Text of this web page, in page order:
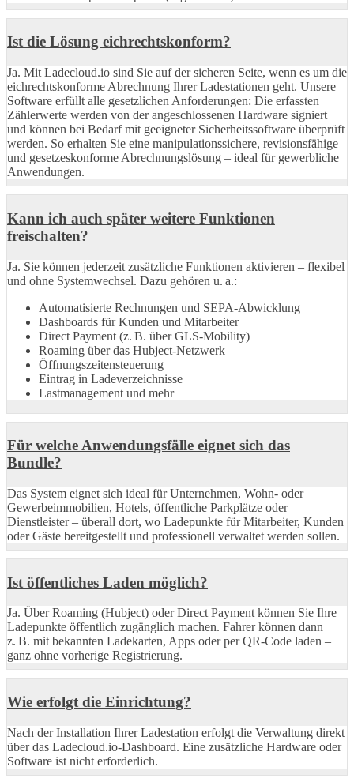
Ist die Lösung eichrechtskonform?
Ja. Mit Ladecloud.io sind Sie auf der sicheren Seite, wenn es um die
eichrechtskonforme Abrechnung Ihrer Ladestationen geht. Unsere
Software erfüllt alle gesetzlichen Anforderungen: Die erfassten
Zählerwerte werden von der angeschlossenen Hardware signiert
und können bei Bedarf mit geeigneter Sicherheitssoftware überprüft
werden. So erhalten Sie eine manipulationssichere, revisionsfähige
und gesetzeskonforme Abrechnungslösung – ideal für gewerbliche
Anwendungen.
Kann ich auch später weitere Funktionen
freischalten?
Ja. Sie können jederzeit zusätzliche Funktionen aktivieren – flexibel
und ohne Systemwechsel. Dazu gehören u. a.:
Automatisierte Rechnungen und SEPA-Abwicklung
Dashboards für Kunden und Mitarbeiter
Direct Payment (z. B. über GLS-Mobility)
Roaming über das Hubject-Netzwerk
Öffnungszeitensteuerung
Eintrag in Ladeverzeichnisse
Lastmanagement und mehr
Für welche Anwendungsfälle eignet sich das
Bundle?
Das System eignet sich ideal für Unternehmen, Wohn- oder
Gewerbeimmobilien, Hotels, öffentliche Parkplätze oder
Dienstleister – überall dort, wo Ladepunkte für Mitarbeiter, Kunden
oder Gäste bereitgestellt und professionell verwaltet werden sollen.
Ist öffentliches Laden möglich?
Ja. Über Roaming (Hubject) oder Direct Payment können Sie Ihre
Ladepunkte öffentlich zugänglich machen. Fahrer können dann
z. B. mit bekannten Ladekarten, Apps oder per QR-Code laden –
ganz ohne vorherige Registrierung.
Wie erfolgt die Einrichtung?
Nach der Installation Ihrer Ladestation erfolgt die Verwaltung direkt
über das Ladecloud.io-Dashboard. Eine zusätzliche Hardware oder
Software ist nicht erforderlich.